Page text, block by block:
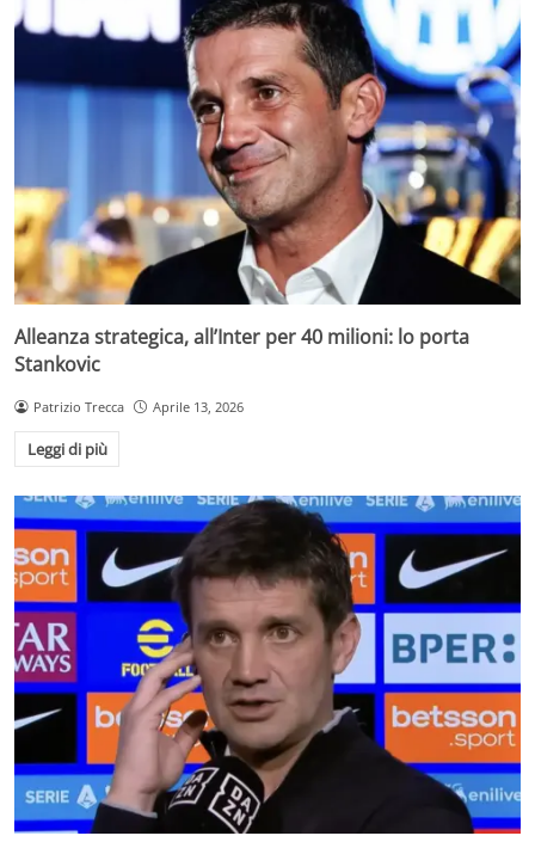
Alleanza strategica, all’Inter per 40 milioni: lo porta
Stankovic
Patrizio Trecca Aprile 13, 2026
Leggi di più